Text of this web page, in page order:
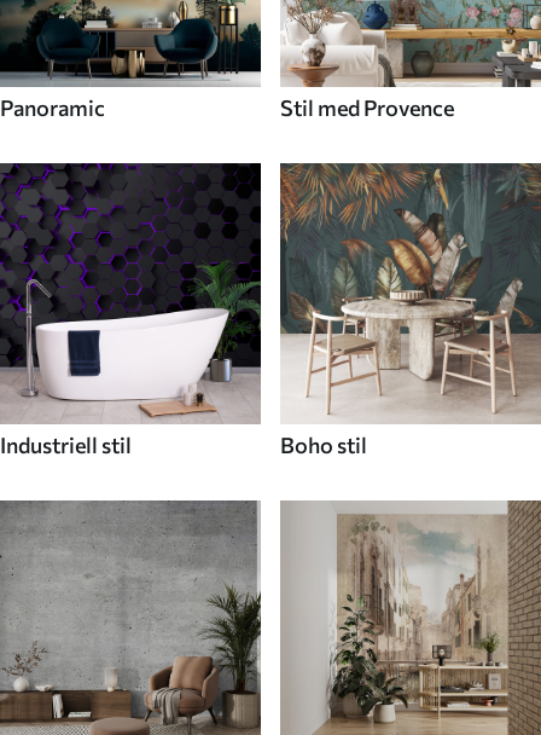
Panoramic Stil med Provence
Industriell stil Boho stil